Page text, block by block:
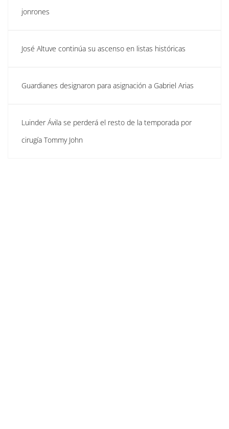
jonrones
José Altuve continúa su ascenso en listas históricas
Guardianes designaron para asignación a Gabriel Arias
Luinder Ávila se perderá el resto de la temporada por
cirugía Tommy John